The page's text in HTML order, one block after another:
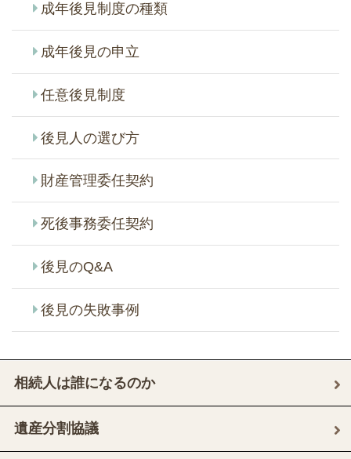
成年後見制度の種類
成年後見の申立
任意後見制度
後見人の選び方
財産管理委任契約
死後事務委任契約
後見のQ&A
後見の失敗事例
相続人は誰になるのか
遺産分割協議